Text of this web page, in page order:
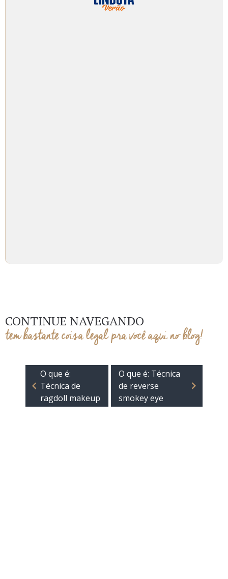
CONTINUE NAVEGANDO
tem bastante coisa legal pra você aqui no blog!
O que é:
Técnica de
ragdoll makeup
O que é: Técnica
de reverse
smokey eye